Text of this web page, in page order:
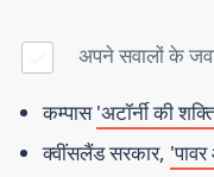
अपने सवालों के
कम्पास'अटॉर्नी की
क्वींसलैंड सरकार,